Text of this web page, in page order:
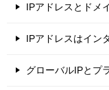
IPアドレスとドメ
IPアドレスはイン
グローバルIPとプ